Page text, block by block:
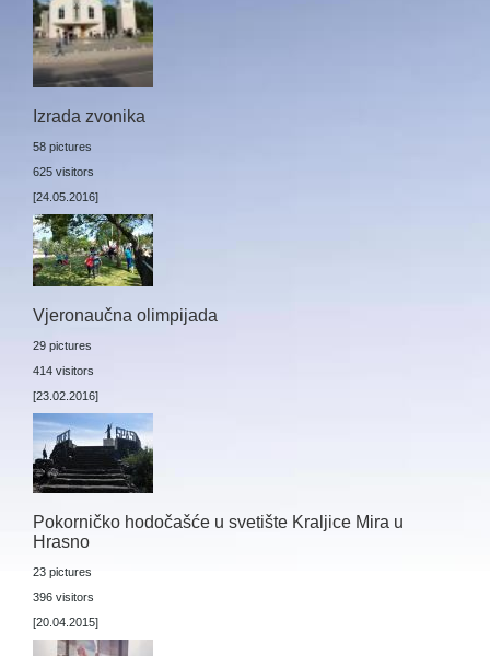
Izrada zvonika
58 pictures
625 visitors
[24.05.2016]
Vjeronaučna olimpijada
29 pictures
414 visitors
[23.02.2016]
Pokorničko hodočašće u svetište Kraljice Mira u
Hrasno
23 pictures
396 visitors
[20.04.2015]